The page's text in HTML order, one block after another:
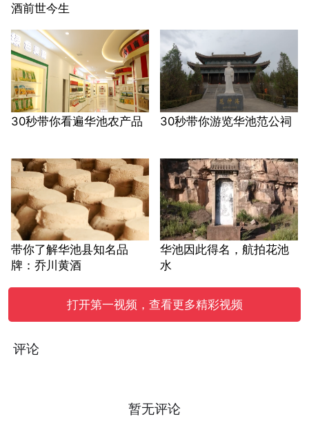
酒前世今生
30秒带你看遍华池农产品 30秒带你游览华池范公祠
带你了解华池县知名品
牌：乔川黄酒
华池因此得名，航拍花池
水
打开第一视频，查看更多精彩视频
评论
暂无评论